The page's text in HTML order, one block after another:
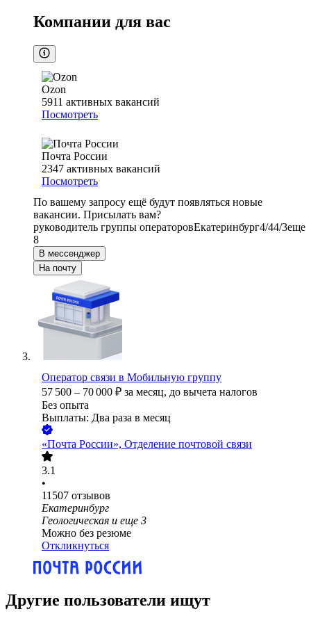
Компании для вас
Ozon
5911 активных вакансий
Посмотреть
Почта России
2347 активных вакансий
Посмотреть
По вашему запросу ещё будут появляться новые
вакансии. Присылать вам?
руководитель группы операторовЕкатеринбург4/44/3еще
8
В мессенджер
На почту
Оператор связи в Мобильную группу
57 500 – 70 000 ₽ за месяц, до вычета налогов
Без опыта
Выплаты: Два раза в месяц
«Почта России», Отделение почтовой связи
3.1
•
11507 отзывов
Екатеринбург
Геологическая и еще 3
Можно без резюме
Откликнуться
Другие пользователи ищут